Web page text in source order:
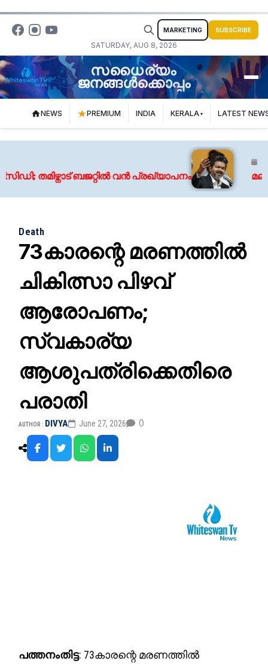
SATURDAY, AUG 8, 2026
MARKETING SUBSCRIBE
സധൈര്യം
ജനങ്ങൾക്കൊപ്പം
NEWS PREMIUM INDIA KERALA LATEST
ബജറ്റിൽ വൻ പ്രഖ്യാപനം
മലങ്കര
Death
73കാരന്റെ മരണത്തിൽ
ചികിത്സാ പിഴവ്
ആരോപണം;
സ്വകാര്യ
ആശുപത്രിക്കെതിരെ
പരാതി
AUTHOR : DIVYA June 27, 2026 0
പത്തനംതിട്ട: 73കാരന്റെ മരണത്തിൽ